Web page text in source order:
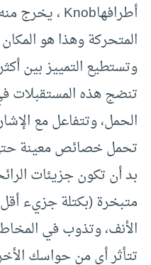
المتحركة وهذا هو
تنضج هذه المستقبلات
الحمل، وتتفاعل مع
تحمل خصائص معينة حتى
بد أن تكون جزيئات
الأنف، وتذوب في
تتأثر أي من حواسك